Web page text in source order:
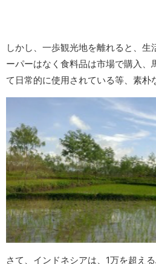
しかし、一歩観光地を離れると、生
ーパーはなく食料品は市場で購入、
て日常的に使用されている等、素朴
さて、インドネシアは、1万を超え